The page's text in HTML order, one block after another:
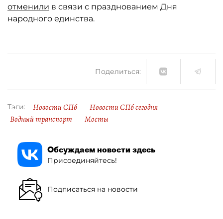
отменили в связи с празднованием Дня
народного единства.
Поделиться:
Тэги: Новости СПб
Новости СПб сегодня
Водный транспорт
Мосты
Обсуждаем новости здесь
Присоединяйтесь!
Подписаться на новости